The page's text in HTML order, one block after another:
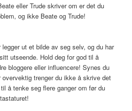
eller Trude skriver om er det du
og ikke Beate og Trude!
ut et bilde av seg selv, og du har
utseende. Hold deg for god til å
bloggere eller influencere! Synes du
overvektig trenger du ikke å skrive det
å tenke seg flere ganger om før du